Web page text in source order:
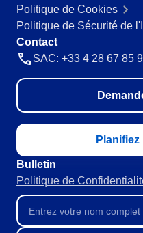
Politique de Cookies
Politique de Sécurité de
Contact
SAC: +33 4 28 67 85
Bulletin
Politique de